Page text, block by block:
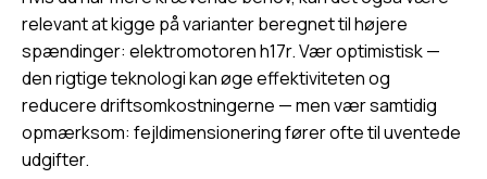
relevant at kigge på varianter beregnet til højere
spændinger: elektromotoren h17r. Vær optimistisk —
den rigtige teknologi kan øge effektiviteten og
reducere driftsomkostningerne — men vær samtidig
opmærksom: fejldimensionering fører ofte til uventede
udgifter.